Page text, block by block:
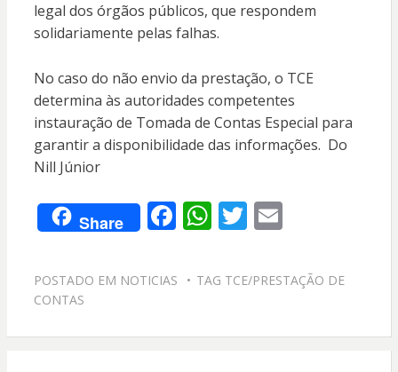
legal dos órgãos públicos, que respondem
solidariamente pelas falhas.
No caso do não envio da prestação, o TCE
determina às autoridades competentes
instauração de Tomada de Contas Especial para
garantir a disponibilidade das informações. Do
Nill Júnior
Share F
e
o
W
at
A
T
itt
E
ai
POSTADO EM NOTICIAS TAG TCE/PRESTAÇÃO DE
CONTAS